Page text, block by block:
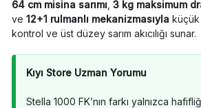
64 cm misina sarımı 3 kg maksimum
ve 12+1 rulmanlı mekanizmasıyla
kontrol ve üst düzey sarım akıcılığı sunar.
Kıyı Store Uzman Yorumu
Stella 1000 FK’nın farkı yalnızca